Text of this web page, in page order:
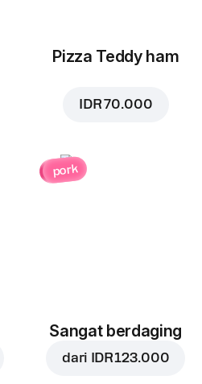
Pizza Teddy ham
IDR 70.000
pork
Sangat berdaging
dari IDR 123.000